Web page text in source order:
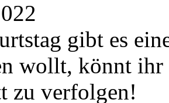
gibt es
wollt, könnt
zu verfolgen!